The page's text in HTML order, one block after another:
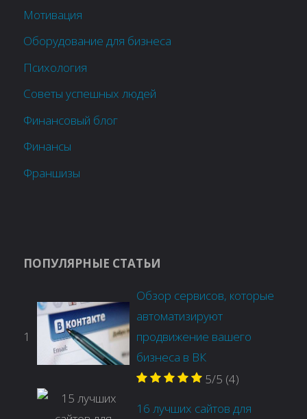
Мотивация
Оборудование для бизнеса
Психология
Советы успешных людей
Финансовый блог
Финансы
Франшизы
ПОПУЛЯРНЫЕ СТАТЬИ
1
Обзор сервисов, которые
автоматизируют
продвижение вашего
бизнеса в ВК
5/5 (4)
16 лучших сайтов для